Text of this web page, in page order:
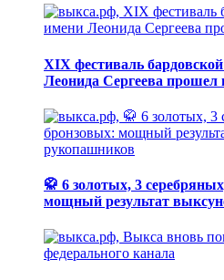
XIX фестиваль
Леонида Сергеева прошел
🥋 6 золотых, 3
мощный результат